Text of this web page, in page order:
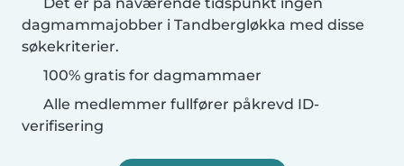
dagmammajobber i Tandbergløkka med disse
søkekriterier.
100% gratis for dagmammaer
Alle medlemmer fullfører påkrevd ID-
verifisering